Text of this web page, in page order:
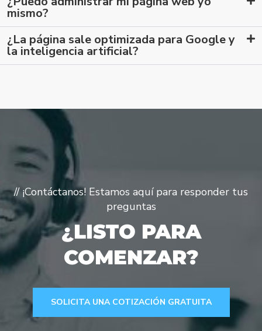
mismo?
¿La página sale optimizada para Google y
la inteligencia artificial?
// ¡Contáctanos! Estamos aquí para responder tus
preguntas
¿LISTO PARA
COMENZAR?
SOLICITA UNA COTIZACIÓN GRATUITA